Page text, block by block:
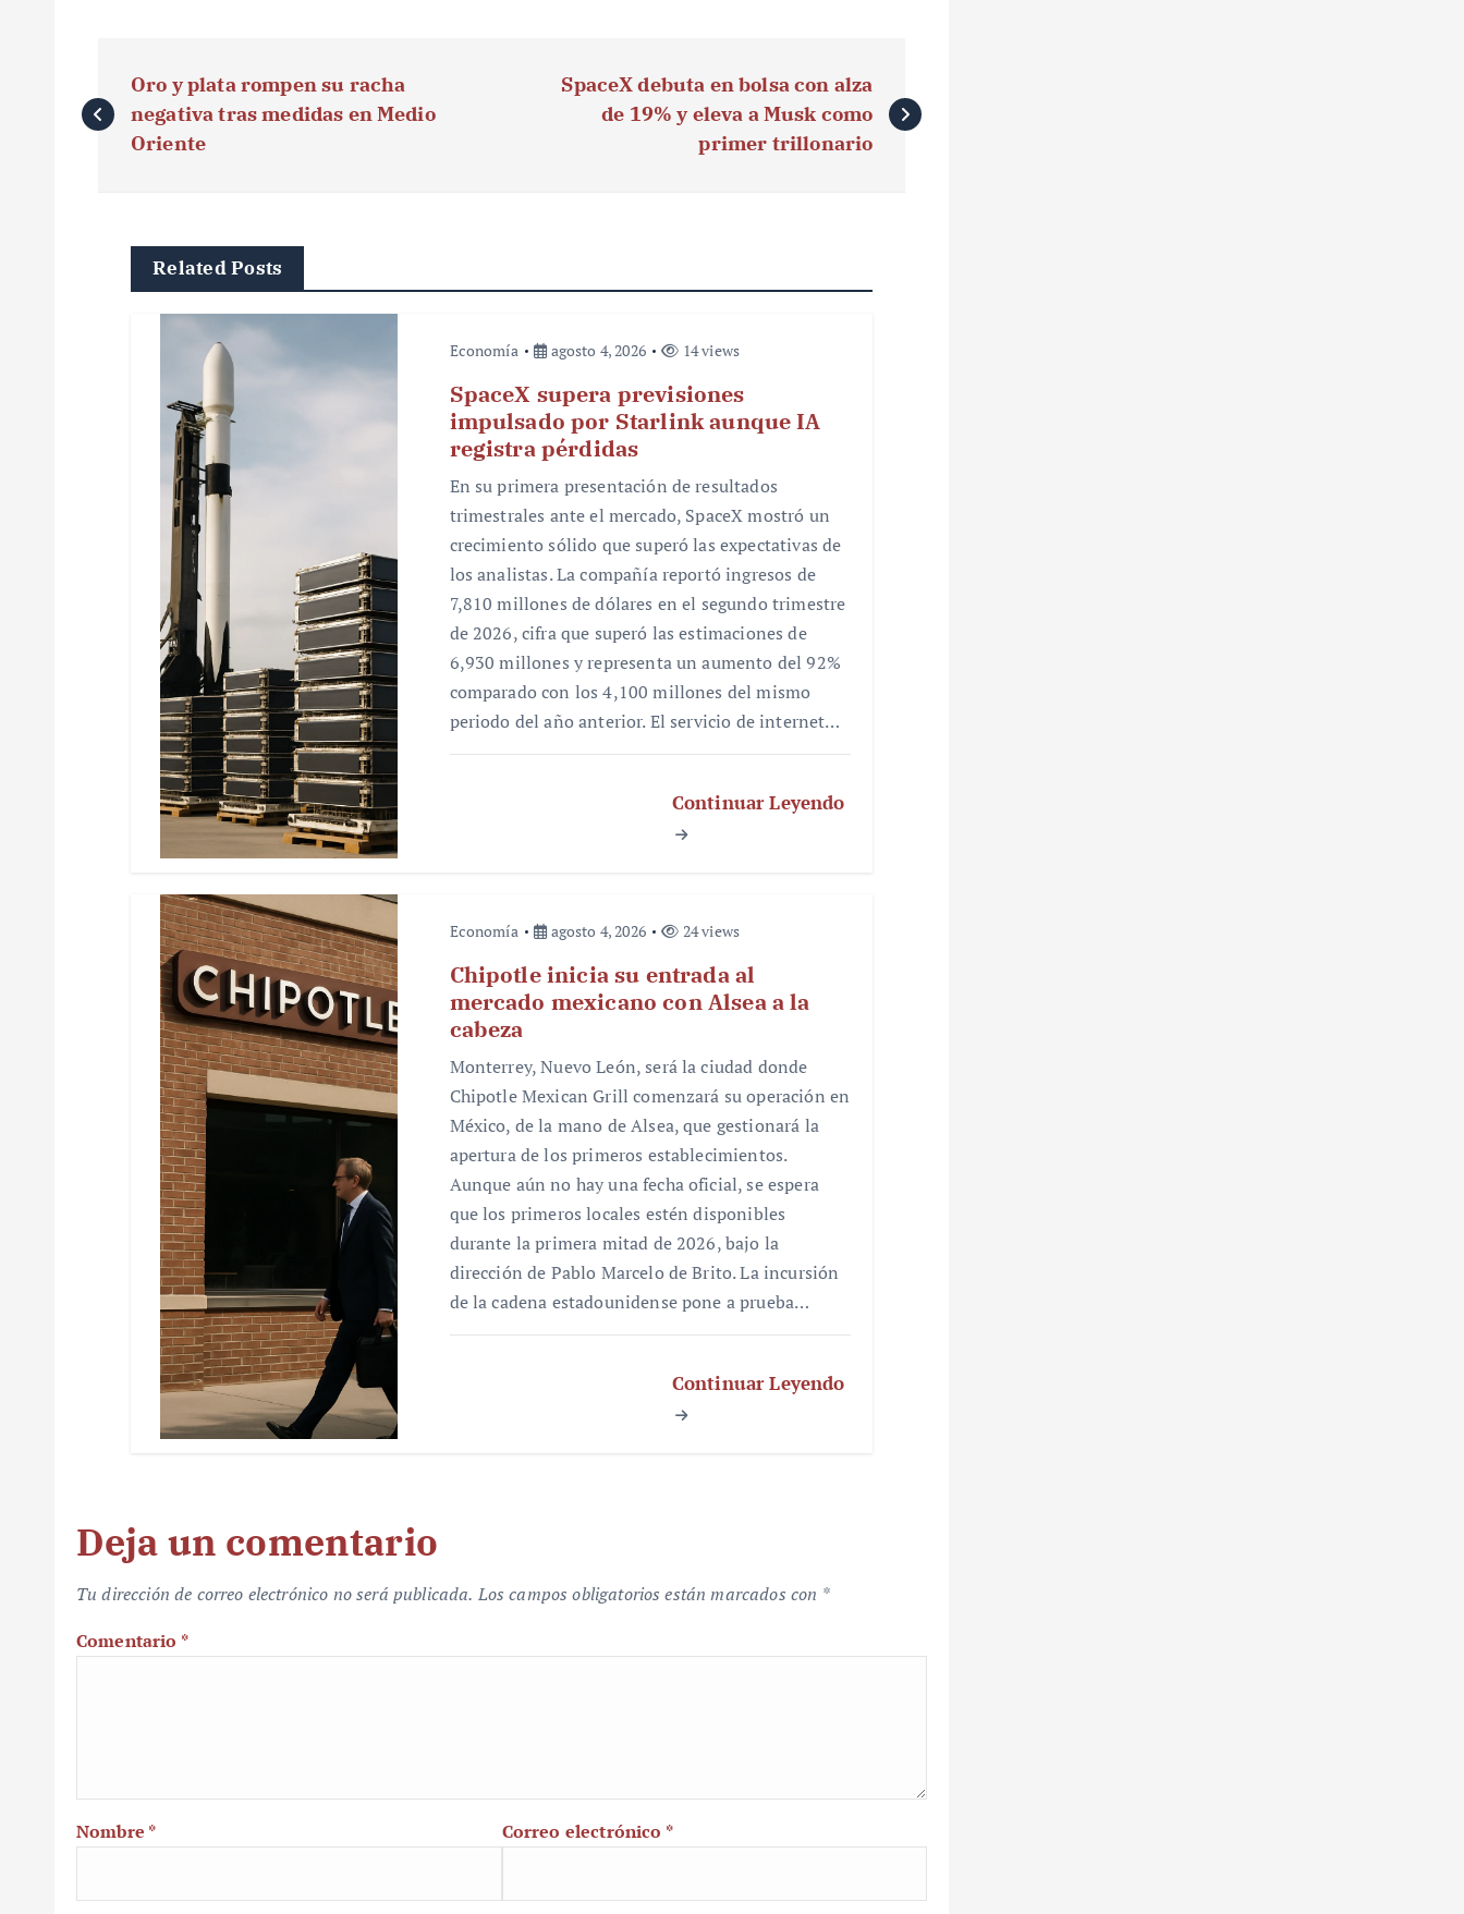
a
Oro y plata rompen su racha
negativa tras medidas en Medio
Oriente
SpaceX debuta en bolsa con alza
de 19% y eleva a Musk como
primer trillonario
Related Posts
Economía agosto 4, 2026 14 views
SpaceX supera previsiones
impulsado por Starlink aunque IA
registra pérdidas
En su primera presentación de resultados
trimestrales ante el mercado, SpaceX mostró un
crecimiento sólido que superó las expectativas de
los analistas. La compañía reportó ingresos de
7,810 millones de dólares en el segundo trimestre
de 2026, cifra que superó las estimaciones de
6,930 millones y representa un aumento del 92%
comparado con los 4,100 millones del mismo
periodo del año anterior. El servicio de internet…
Continuar Leyendo
Economía agosto 4, 2026 24 views
Chipotle inicia su entrada al
mercado mexicano con Alsea a la
cabeza
Monterrey, Nuevo León, será la ciudad donde
Chipotle Mexican Grill comenzará su operación en
México, de la mano de Alsea, que gestionará la
apertura de los primeros establecimientos.
Aunque aún no hay una fecha oficial, se espera
que los primeros locales estén disponibles
durante la primera mitad de 2026, bajo la
dirección de Pablo Marcelo de Brito. La incursión
de la cadena estadounidense pone a prueba…
Continuar Leyendo
Deja un comentario
Tu dirección de correo electrónico no será publicada. Los campos obligatorios están marcados con *
Comentario *
Nombre * Correo electrónico *